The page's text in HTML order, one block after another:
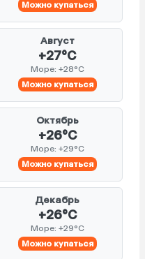
Можно купаться
Август
+27°C
Море: +28°C
Можно купаться
Октябрь
+26°C
Море: +29°C
Можно купаться
Декабрь
+26°C
Море: +29°C
Можно купаться